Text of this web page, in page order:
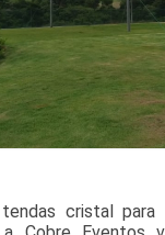
cristal para